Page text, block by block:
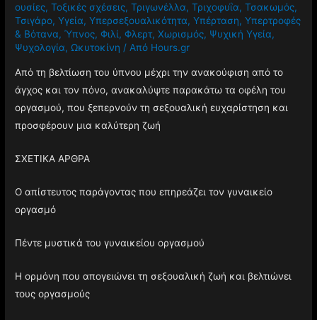
ουσίες,Τοξικές σχέσεις,Τριγωνέλλα,Τριχοφυΐα,Τσακωμός,
Τσιγάρο,Υγεία,Υπερσεξουαλικότητα,Υπέρταση,Υπερτροφές
& Βότανα,Ύπνος,Φιλί,Φλερτ,Χωρισμός, Ψυχική Υγεία,
Ψυχολογία, Ωκυτοκίνη / Από Hours.gr
Από τη βελτίωση του ύπνου μέχρι την ανακούφιση από το
άγχος και τον πόνο, ανακαλύψτε παρακάτω τα οφέλη του
οργασμού, που ξεπερνούν τη σεξουαλική ευχαρίστηση και
προσφέρουν μια καλύτερη ζωή
ΣΧΕΤΙΚΑ ΑΡΘΡΑ
Ο απίστευτος παράγοντας που επηρεάζει τον γυναικείο
οργασμό
Πέντε μυστικά του γυναικείου οργασμού
Η ορμόνη που απογειώνει τη σεξουαλική ζωή και βελτιώνει
τους οργασμούς